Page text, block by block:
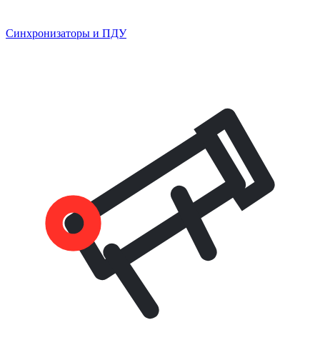
Синхронизаторы и ПДУ